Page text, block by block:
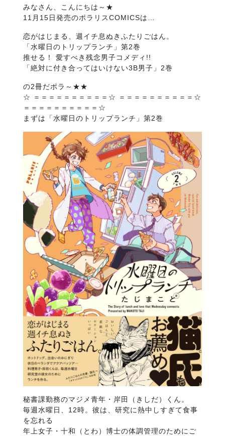
みなさん、こんにちは～★
11月15日発売のポラリスCOMICSは…
恋がはじまる、週イチ息ぬきふたりごはん。
「水曜日のトリップランチ」第2巻
推せる！ 愛すべき残念男子コメディ!!
「絶対に付き合ってはいけない3B男子」2巻
の2冊だポラ～★★
☆ ＝＝＝＝＝＝＝＝＝＝☆ ＝＝＝＝＝＝＝＝＝＝☆
＝＝＝＝＝＝＝＝＝＝☆
まずは「水曜日のトリップランチ」第2巻
秘書課勤務のマジメ青年・岸田（きしだ）くん。
毎週水曜日、12時。彼は、研究に熱中しすぎて食事
を忘れる
年上女子・十和（とわ）博士の体調管理のためにご